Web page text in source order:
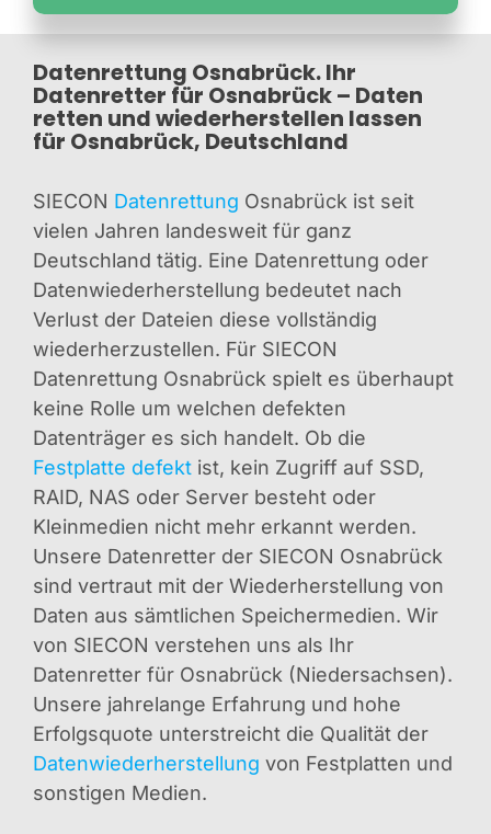
Datenrettung Osnabrück. Ihr
Datenretter für Osnabrück – Daten
retten und wiederherstellen lassen
für Osnabrück, Deutschland
SIECON Datenrettung Osnabrück ist seit
vielen Jahren landesweit für ganz
Deutschland tätig. Eine Datenrettung oder
Datenwiederherstellung bedeutet nach
Verlust der Dateien diese vollständig
wiederherzustellen. Für SIECON
Datenrettung Osnabrück spielt es überhaupt
keine Rolle um welchen defekten
Datenträger es sich handelt. Ob die
Festplatte defektist, kein Zugriff auf SSD,
RAID, NAS oder Server besteht oder
Kleinmedien nicht mehr erkannt werden.
Unsere Datenretter der SIECON Osnabrück
sind vertraut mit der Wiederherstellung von
Daten aus sämtlichen Speichermedien. Wir
von SIECON verstehen uns als Ihr
Datenretter für Osnabrück (Niedersachsen).
Unsere jahrelange Erfahrung und hohe
Erfolgsquote unterstreicht die Qualität der
Datenwiederherstellung von Festplatten und
sonstigen Medien.